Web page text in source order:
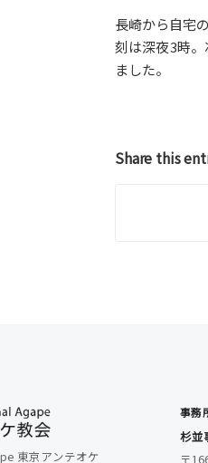
長崎から自宅
刻は深夜3時
ました。
Share this
東京アンテオケ
事務
杉並
〒